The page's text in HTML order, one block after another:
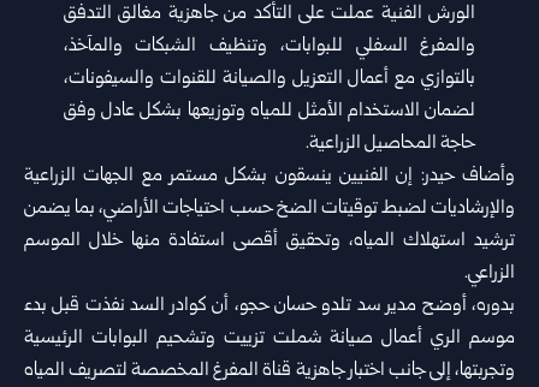
الورش الفنية عملت على التأكد من جاهزية مغالق التدفق
والمفرغ السفلي للبوابات، وتنظيف الشبكات والمآخذ،
بالتوازي مع أعمال التعزيل والصيانة للقنوات والسيفونات،
لضمان الاستخدام الأمثل للمياه وتوزيعها بشكل عادل وفق
حاجة المحاصيل الزراعية.
وأضاف حيدر: إن الفنيين ينسقون بشكل مستمر مع الجهات الزراعية
والإرشاديات لضبط توقيتات الضخ حسب احتياجات الأراضي، بما يضمن
ترشيد استهلاك المياه، وتحقيق أقصى استفادة منها خلال الموسم
الزراعي.
بدوره، أوضح مدير سد تلدو حسان حجو، أن كوادر السد نفذت قبل بدء
موسم الري أعمال صيانة شملت تزييت وتشحيم البوابات الرئيسية
وتجربتها، إلى جانب اختبار جاهزية قناة المفرغ المخصصة لتصريف المياه